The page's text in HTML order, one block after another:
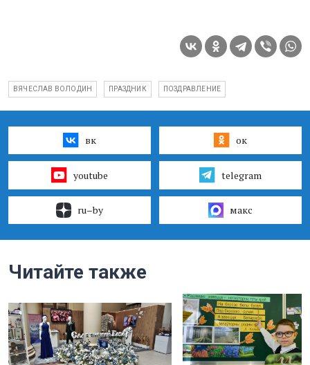
ВЯЧЕСЛАВ ВОЛОДИН ПРАЗДНИК ПОЗДРАВЛЕНИЕ
вк ок
youtube telegram
ru–by макс
Читайте также